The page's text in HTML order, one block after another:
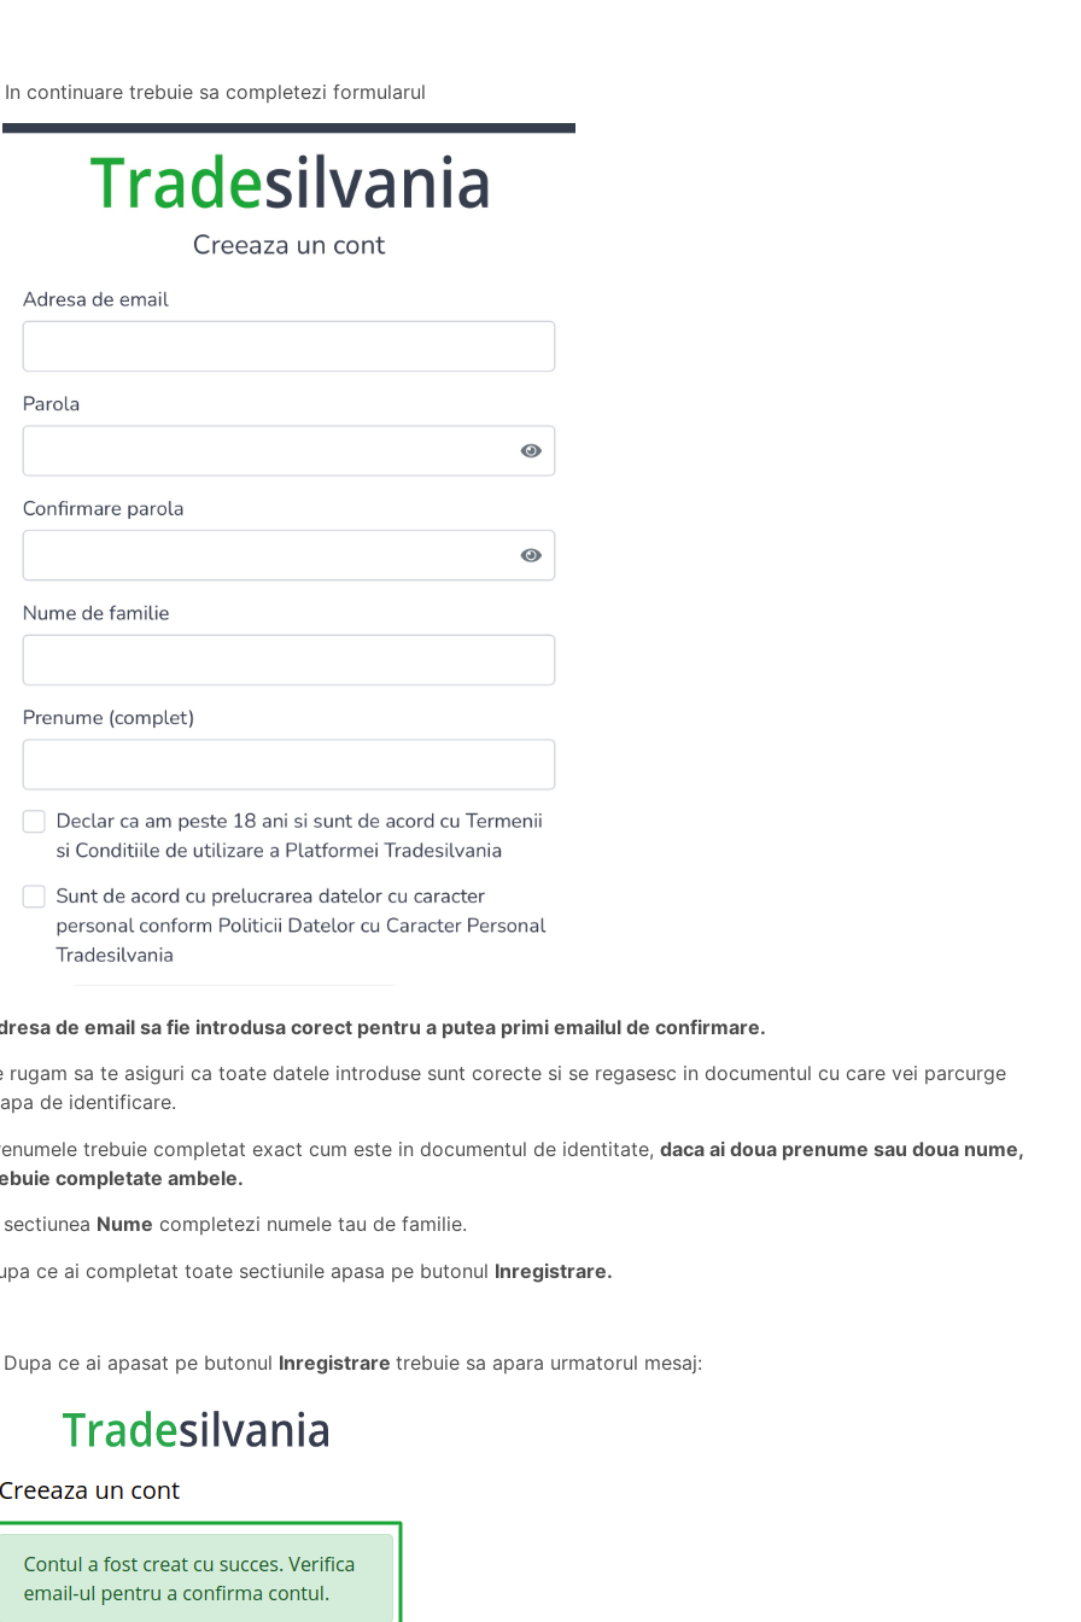
In continuare trebuie sa completezi formularul
de email sa fie introdusa corect pentru a putea primi emailul de confirmare.
rugam sa te asiguri ca toate datele introduse sunt corecte si se regasesc in documentul cu care vei parcurge
de identificare.
trebuie completat exact cum este in documentul de identitate,daca ai doua prenume sau doua nume,
completate ambele.
sectiunea Nume completezi numele tau de familie.
ce ai completat toate sectiunile apasa pe butonul Inregistrare.
Dupa ce ai apasat pe butonul Inregistraretrebuie sa apara urmatorul mesaj: